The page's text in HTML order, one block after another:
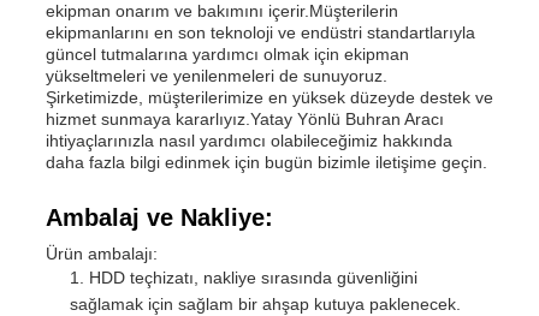
ekipman onarım ve bakımını içerir.Müşterilerin
ekipmanlarını en son teknoloji ve endüstri standartlarıyla
güncel tutmalarına yardımcı olmak için ekipman
yükseltmeleri ve yenilenmeleri de sunuyoruz.
Şirketimizde, müşterilerimize en yüksek düzeyde destek ve
hizmet sunmaya kararlıyız.Yatay Yönlü Buhran Aracı
ihtiyaçlarınızla nasıl yardımcı olabileceğimiz hakkında
daha fazla bilgi edinmek için bugün bizimle iletişime geçin.
Ambalaj ve Nakliye:
Ürün ambalajı:
HDD teçhizatı, nakliye sırasında güvenliğini
sağlamak için sağlam bir ahşap kutuya paklenecek.